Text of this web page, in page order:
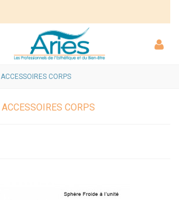
ACCESSOIRES CORPS
ACCESSOIRES CORPS